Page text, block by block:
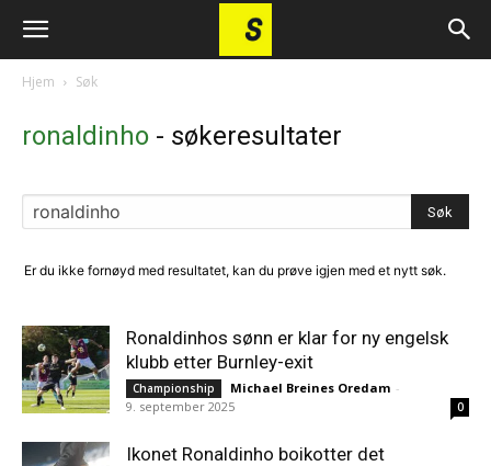
Hjem Søk
ronaldinho - søkeresultater
Er du ikke fornøyd med resultatet, kan du prøve igjen med et nytt søk.
Ronaldinhos sønn er klar for ny engelsk
klubb etter Burnley-exit
Championship Michael Breines Oredam -
9. september 2025
0
Ikonet Ronaldinho boikotter det